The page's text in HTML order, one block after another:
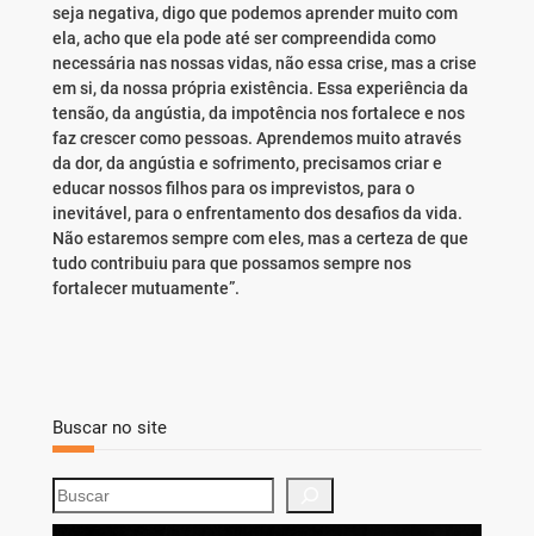
seja negativa, digo que podemos aprender muito com
ela, acho que ela pode até ser compreendida como
necessária nas nossas vidas, não essa crise, mas a crise
em si, da nossa própria existência. Essa experiência da
tensão, da angústia, da impotência nos fortalece e nos
faz crescer como pessoas. Aprendemos muito através
da dor, da angústia e sofrimento, precisamos criar e
educar nossos filhos para os imprevistos, para o
inevitável, para o enfrentamento dos desafios da vida.
Não estaremos sempre com eles, mas a certeza de que
tudo contribuiu para que possamos sempre nos
fortalecer mutuamente”.
Buscar no site
S
e